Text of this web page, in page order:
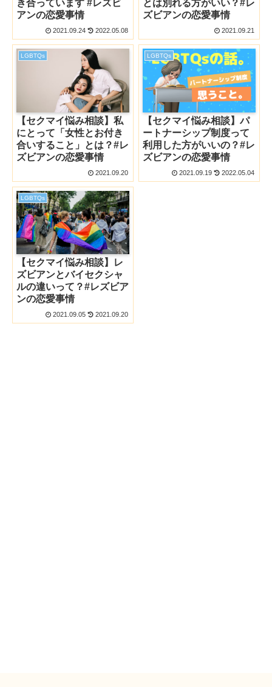
き合っています #レズビ
アンの恋愛事情
2021.09.24 2022.05.08
とは別れる方がいい？#レ
ズビアンの恋愛事情
2021.09.21
LGBTQs
【セクマイ悩み相談】私
にとって「女性とお付き
合いすること」とは？#レ
ズビアンの恋愛事情
2021.09.20
LGBTQs
【セクマイ悩み相談】パ
ートナーシップ制度って
利用した方がいいの？#レ
ズビアンの恋愛事情
2021.09.19 2022.05.04
LGBTQs
【セクマイ悩み相談】レ
ズビアンとバイセクシャ
ルの違いって？#レズビア
ンの恋愛事情
2021.09.05 2021.09.20